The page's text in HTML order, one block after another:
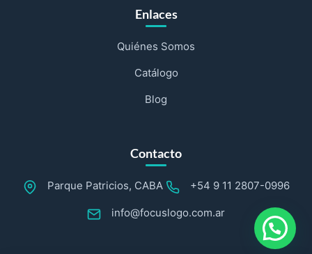
Enlaces
Quiénes Somos
Catálogo
Blog
Contacto
Parque Patricios, CABA +54 9 11 2807-0996
info@focuslogo.com.ar